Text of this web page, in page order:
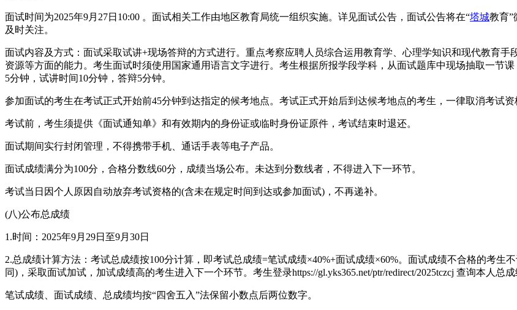
面试时间为2025年9月27日10:00 。面试相关工作由地区教育局统一组织实施。详见面试公告，面试公告将在“塔城教育”
及时关注。
面试内容及方式：面试采取试讲+现场答辩的方式进行。重点考察应聘人员综合运用教育学、心理学知识和现代教育
资源等方面的能力。考生面试时须使用国家通用语言文字进行。考生根据所报学段学科，从面试题库中现场抽取一节
5分钟，试讲时间10分钟，答辩5分钟。
参加面试的考生在考试正式开始前45分钟到达指定的候考地点。考试正式开始后到达候考地点的考生，一律取消考试资
考试前，考生须提供《面试通知单》和有效期内的身份证或临时身份证原件，考试结束时退还。
面试期间实行封闭管理，不得携带手机、通话手表等电子产品。
面试成绩满分为100分，合格分数线60分，成绩当场公布。未达到分数线者，不得进入下一环节。
考试当日因个人原因自动放弃考试资格的(含未在规定时间到达或参加面试)，不再递补。
(八)公布总成绩
1.时间：2025年9月29日至9月30日
2.总成绩计算方法：考试总成绩按100分计算，即考试总成绩=笔试成绩×40%+面试成绩×60%。面试成绩不合格的考生
同)，采取面试加试，加试成绩高的考生进入下一个环节。考生登录https://gl.yks365.net/ptr/redirect/2025tczcj 查询本人总
笔试成绩、面试成绩、总成绩均按“四舍五入”法保留小数点后两位数字。